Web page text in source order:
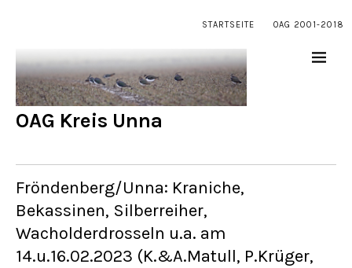
STARTSEITE OAG 2001-2018
OAG Kreis Unna
Fröndenberg/Unna: Kraniche,
Bekassinen, Silberreiher,
Wacholderdrosseln u.a. am
14.u.16.02.2023 (K.&A.Matull, P.Krüger,